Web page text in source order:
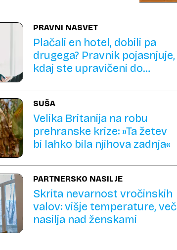
PRAVNI NASVET
Plačali en hotel, dobili pa
drugega? Pravnik pojasnjuje,
kdaj ste upravičeni do
SUŠA
Velika Britanija na robu
prehranske krize: »Ta žetev
bi lahko bila njihova zadnja«
PARTNERSKO NASILJE
Skrita nevarnost vročinskih
valov: višje temperature, več
nasilja nad ženskami